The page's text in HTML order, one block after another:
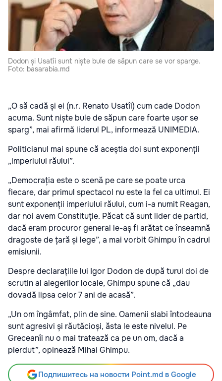
Dodon și Usatîi sunt niște bule de săpun care se vor sparge.
Foto: basarabia.md
„O să cadă și ei (n.r. Renato Usatîi) cum cade Dodon
acuma. Sunt niște bule de săpun care foarte ușor se
sparg”, mai afirmă liderul PL, informează UNIMEDIA.
Politicianul mai spune că aceștia doi sunt exponenții
„imperiului răului”.
„Democrația este o scenă pe care se poate urca
fiecare, dar primul spectacol nu este la fel ca ultimul. Ei
sunt exponenții imperiului răului, cum i-a numit Reagan,
dar noi avem Constituție. Păcat că sunt lider de partid,
dacă eram procuror general le-aș fi arătat ce înseamnă
dragoste de țară și lege”, a mai vorbit Ghimpu în cadrul
emisiunii.
Despre declarațiile lui Igor Dodon de după turul doi de
scrutin al alegerilor locale, Ghimpu spune că „dau
dovadă lipsa celor 7 ani de acasă”.
„Un om îngâmfat, plin de sine. Oamenii slabi întodeauna
sunt agresivi și răutăcioși, ăsta le este nivelul. Pe
Greceanîi nu o mai tratează ca pe un om, dacă a
pierdut”, opinează Mihai Ghimpu.
Подпишитесь на новости Point.md в Google